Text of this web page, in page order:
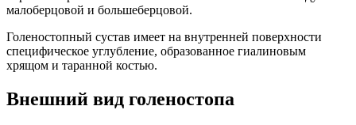
малоберцовой и большеберцовой.
Голеностопный сустав имеет на внутренней поверхности
специфическое углубление, образованное гиалиновым
хрящом и таранной костью.
Внешний вид голеностопа